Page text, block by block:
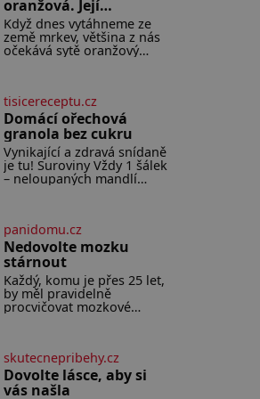
oranžová. Její
neuvěřitelný příběh
začíná fialovou barvou
Když dnes vytáhneme ze
země mrkev, většina z nás
očekává sytě oranžový
oranžová. Je fialová, žlutá,
bílá, někdy dokonce téměř
černá. Až díky stovkám let
pečlivého šlechtění se z ní
stává zelenina, bez které si
českou zahradu ani
nedokážeme představit.
tisicereceptu.cz
Domácí ořechová
granola bez cukru
Vynikající a zdravá snídaně
je tu! Suroviny Vždy 1 šálek
– neloupaných mandlí
rozinek 3 šálky ovesných
vloček 1 lžíce mlet
panidomu.cz
Nedovolte mozku
stárnout
Každý, komu je přes 25 let,
by měl pravidelně
procvičovat mozkové
problém vzpomenout si na
jméno kolegy z práce.
Nebo marně v paměti
skutecnepribehy.cz
Dovolte lásce, aby si
vás našla